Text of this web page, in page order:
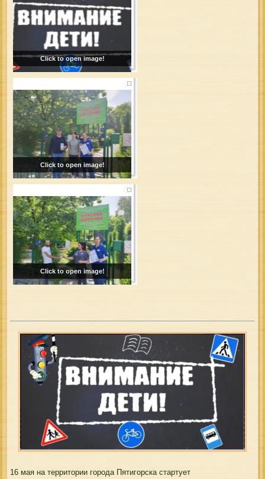
Click to open image!
Click to open image!
Click to open image!
16 мая на территории города Пятигорска стартует